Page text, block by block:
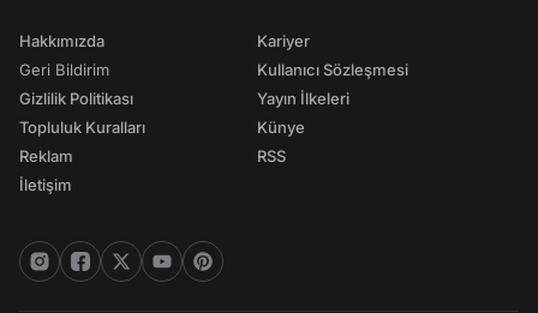
Hakkımızda
Geri Bildirim
Gizlilik Politikası
Topluluk Kuralları
Reklam
İletişim
Kariyer
Kullanıcı Sözleşmesi
Yayın İlkeleri
Künye
RSS